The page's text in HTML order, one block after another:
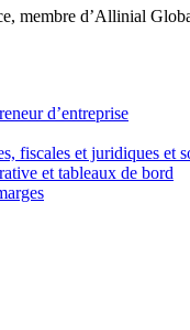
membre d’Allinial
d’entreprise
fiscales et juridiques et
et tableaux de bord